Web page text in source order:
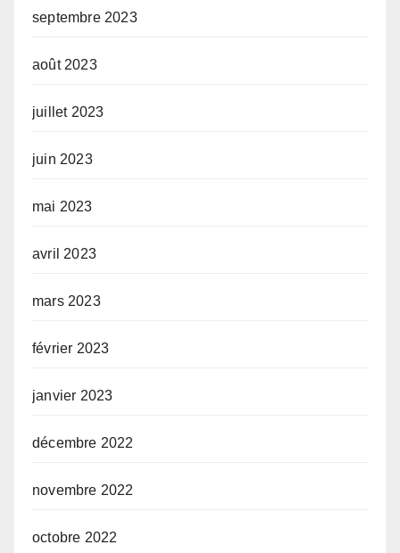
septembre 2023
août 2023
juillet 2023
juin 2023
mai 2023
avril 2023
mars 2023
février 2023
janvier 2023
décembre 2022
novembre 2022
octobre 2022